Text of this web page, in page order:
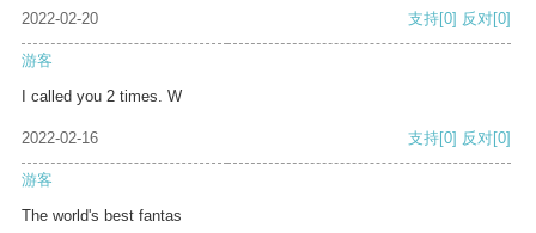
2022-02-20 支持[0] 反对[0]
游客
I called you 2 times. W
2022-02-16 支持[0] 反对[0]
游客
The world's best fantas